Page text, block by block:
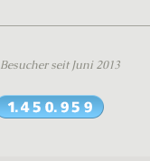
Besucher seit Juni 2013